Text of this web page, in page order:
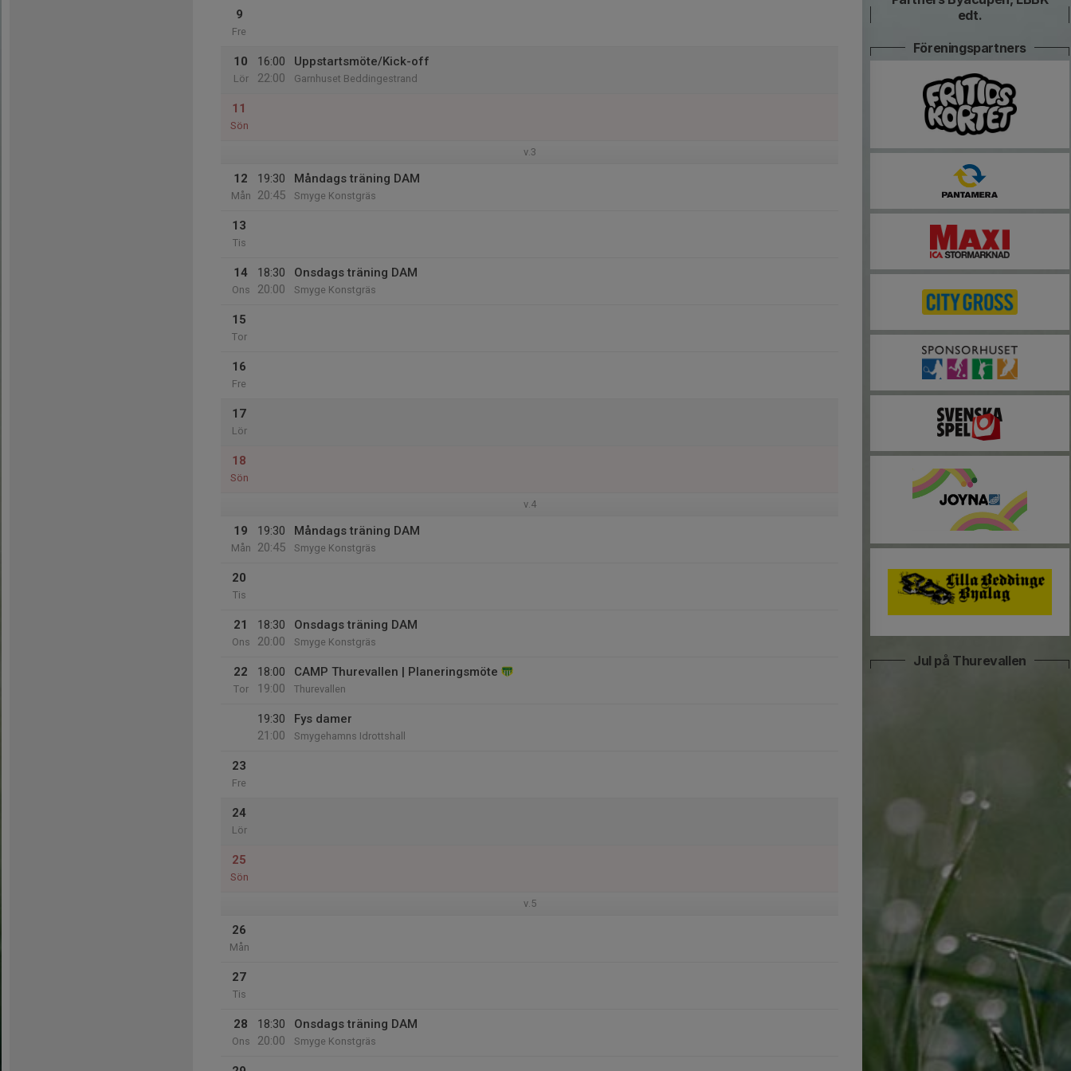
9
Fre
10
Lör
16:00
22:00
Uppstartsmöte/Kick-off
Garnhuset Beddingestrand
11
Sön
v.3
12
Mån
19:30
20:45
Måndags träning DAM
Smyge Konstgräs
13
Tis
14
Ons
18:30
20:00
Onsdags träning DAM
Smyge Konstgräs
15
Tor
16
Fre
17
Lör
18
Sön
v.4
19
Mån
19:30
20:45
Måndags träning DAM
Smyge Konstgräs
20
Tis
21
Ons
18:30
20:00
Onsdags träning DAM
Smyge Konstgräs
22
Tor
18:00
19:00
CAMP Thurevallen | Planeringsmöte
Thurevallen
19:30
21:00
Fys damer
Smygehamns Idrottshall
23
Fre
24
Lör
25
Sön
v.5
26
Mån
27
Tis
28
Ons
18:30
20:00
Onsdags träning DAM
Smyge Konstgräs
edt.
Föreningspartners
Jul på Thurevallen